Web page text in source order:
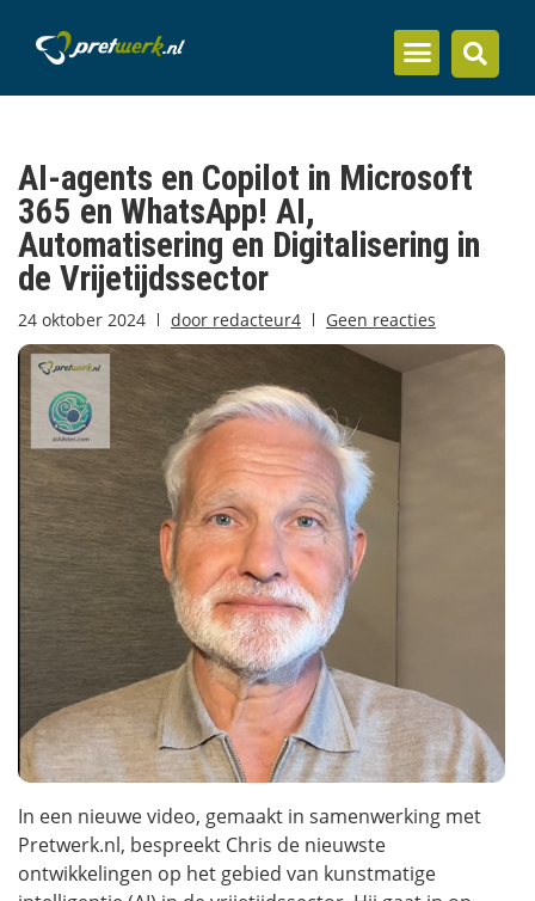
AI-agents en Copilot in Microsoft
365 en WhatsApp! AI,
Automatisering en Digitalisering in
de Vrijetijdssector
24 oktober 2024 door redacteur4 Geen reacties
In een nieuwe video, gemaakt in samenwerking met
Pretwerk.nl, bespreekt Chris de nieuwste
ontwikkelingen op het gebied van kunstmatige